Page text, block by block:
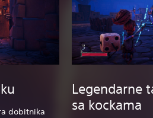
dobitnika
Legendarne
sa kockama